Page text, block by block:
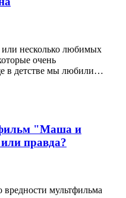
или несколько любимых
очень
в детстве мы любили…
"Маша и
правда?
мультфильма